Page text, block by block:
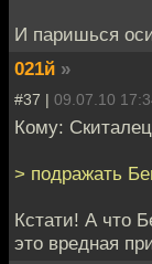
И паришься
021й »
#37 | 09.07.10
Кому:
> подражать
Кстати! А что
это вредная